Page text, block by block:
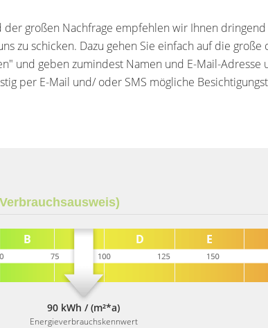
der großen Nachfrage empfehlen wir Ihnen
zu schicken. Dazu gehen Sie einfach auf die
und geben zumindest Namen und E-Mail-Adresse
per E-Mail und/ oder SMS mögliche
90 kWh / (m²*a)
Energieverbrauchskennwert